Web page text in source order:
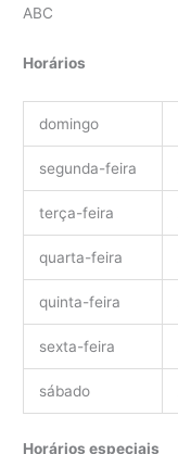
ABC
Horários
domingo
segunda-feira
terça-feira
quarta-feira
quinta-feira
sexta-feira
sábado
Horários especiais